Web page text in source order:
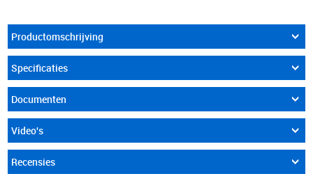
Productomschrijving
Specificaties
Documenten
Video's
Recensies